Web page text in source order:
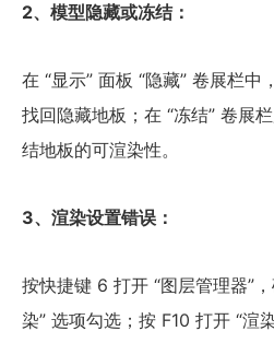
2、模型隐藏或冻结：
在 “显示” 面板 “隐藏” 卷展栏中
找回隐藏地板；在 “冻结” 卷展
结地板的可渲染性。
3、渲染设置错误：
按快捷键 6 打开 “图层管理器”
染” 选项勾选；按 F10 打开 “渲